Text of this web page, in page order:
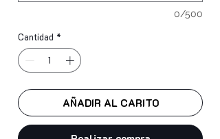
0/500
Cantidad *
AÑADIR AL CARITO